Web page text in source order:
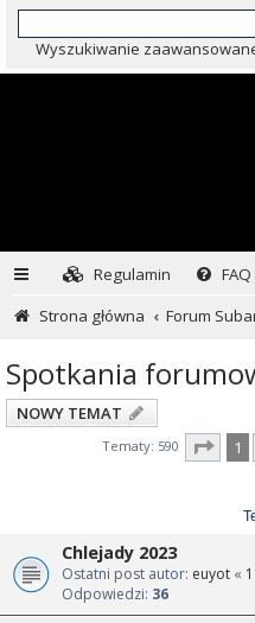
Wyszukiwanie
Regulamin
FAQ
Strona główna
Forum
Spotkania
NOWY TEMAT
Tematy: 590 1
Chlejady 2023
Ostatni post autor: euyot «
Odpowiedzi: 36